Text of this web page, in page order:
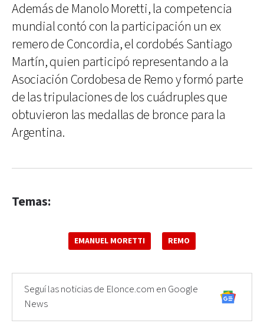
Además de Manolo Moretti, la competencia
mundial contó con la participación un ex
remero de Concordia, el cordobés Santiago
Martín, quien participó representando a la
Asociación Cordobesa de Remo y formó parte
de las tripulaciones de los cuádruples que
obtuvieron las medallas de bronce para la
Argentina.
Temas:
EMANUEL MORETTI REMO
Seguí las noticias de Elonce.com en Google
News